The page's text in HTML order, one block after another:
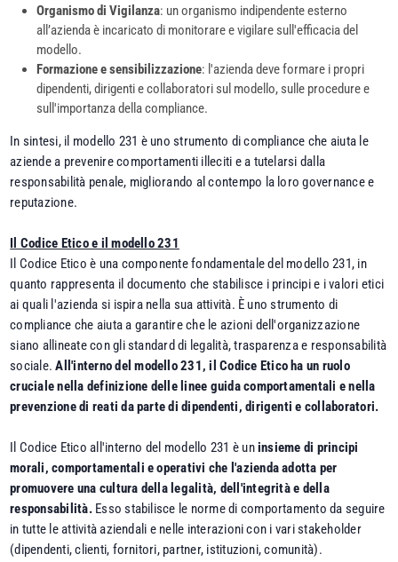
Organismo di Vigilanza: un organismo indipendente esterno
all’azienda è incaricato di monitorare e vigilare sull'efficacia del
modello.
Formazione e sensibilizzazione: l'azienda deve formare i propri
dipendenti, dirigenti e collaboratori sul modello, sulle procedure e
sull'importanza della compliance.
In sintesi, il modello 231 è uno strumento di compliance che aiuta le
aziende a prevenire comportamenti illeciti e a tutelarsi dalla
responsabilità penale, migliorando al contempo la loro governance e
reputazione.
Il Codice Etico e il modello 231
Il Codice Etico è una componente fondamentale del modello 231, in
quanto rappresenta il documento che stabilisce i principi e i valori etici
ai quali l'azienda si ispira nella sua attività. È uno strumento di
compliance che aiuta a garantire che le azioni dell'organizzazione
siano allineate con gli standard di legalità, trasparenza e responsabilità
sociale.All'interno del modello 231, il Codice Etico ha un ruolo
cruciale nella definizione delle linee guida comportamentali e nella
prevenzione di reati da parte di dipendenti, dirigenti e collaboratori.
Il Codice Etico all'interno del modello 231 è uninsieme di principi
morali, comportamentali e operativi che l'azienda adotta per
promuovere una cultura della legalità, dell'integrità e della
responsabilità.Esso stabilisce le norme di comportamento da seguire
in tutte le attività aziendali e nelle interazioni con i vari stakeholder
(dipendenti, clienti, fornitori, partner, istituzioni, comunità).